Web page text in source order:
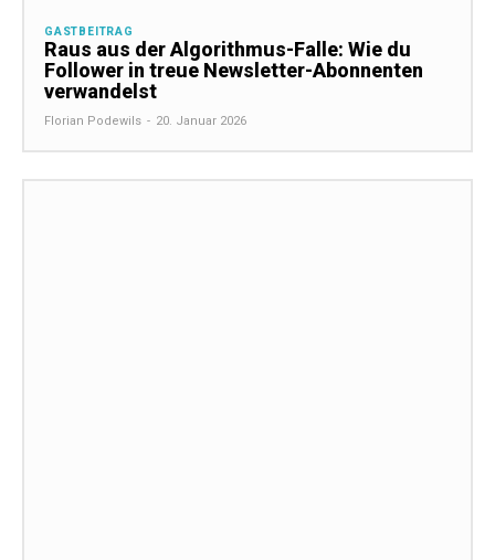
GASTBEITRAG
Raus aus der Algorithmus-Falle: Wie du
Follower in treue Newsletter-Abonnenten
verwandelst
Florian Podewils - 20. Januar 2026